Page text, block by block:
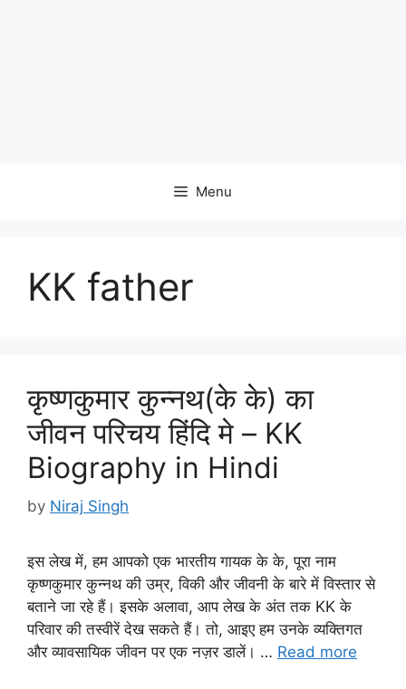
Menu
KK father
कृष्णकुमार कुन्नथ(के के) का
जीवन परिचय हिंदि मे – KK
Biography in Hindi
by Niraj Singh
इस लेख में, हम आपको एक भारतीय गायक के के, पूरा नाम
कृष्णकुमार कुन्नथ की उम्र, विकी और जीवनी के बारे में विस्तार से
बताने जा रहे हैं। इसके अलावा, आप लेख के अंत तक KK के
परिवार की तस्वीरें देख सकते हैं। तो, आइए हम उनके व्यक्तिगत
और व्यावसायिक जीवन पर एक नज़र डालें। … Read more